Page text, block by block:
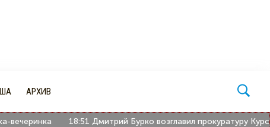
АРХИВ
18:51 Дмитрий Бурко возглавил прокуратуру Курской